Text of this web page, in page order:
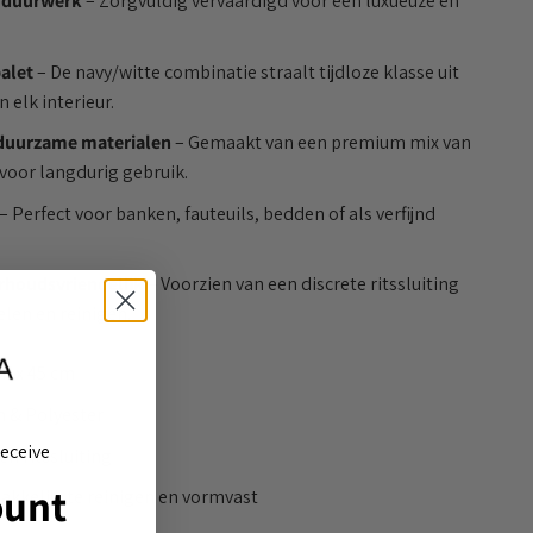
– De navy/witte combinatie straalt tijdloze klasse uit
elk interieur.
materialen– Gemaakt van een premium mix van
langdurig gebruik.
– Perfect voor banken, fauteuils, bedden of als verfijnd
– Voorzien van een discrete ritssluiting
en reinigen.
x 45 cm
ritssluiting
te reinigen en vormvast